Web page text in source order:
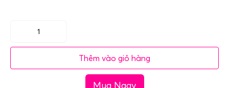
(SET27)
Hoa
Thêm vào giỏ hàng
Mua Ngay